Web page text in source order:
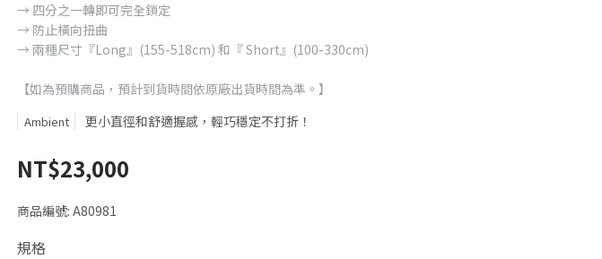
→ 四分之一轉即可完全鎖定
→ 防止橫向扭曲
→ 兩種尺寸『Long』(155-518cm) 和『 Short』(100-330cm)
【如為預購商品，預計到貨時間依原廠出貨時間為準。】
Ambient 更小直徑和舒適握感，輕巧穩定不打折！
NT$23,000
商品編號: A80981
規格